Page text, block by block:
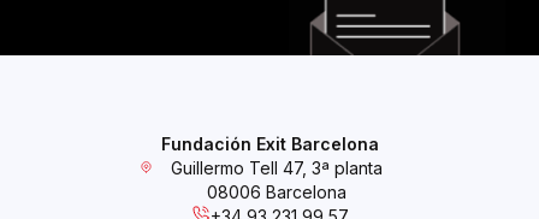
Fundación Exit Barcelona
Guillermo Tell 47, 3ª planta
08006 Barcelona